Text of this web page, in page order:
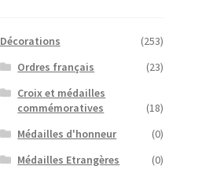
Décorations
(253)
Ordres français
(23)
Croix et médailles
commémoratives
(18)
Médailles d'honneur
(0)
Médailles Etrangères
(0)